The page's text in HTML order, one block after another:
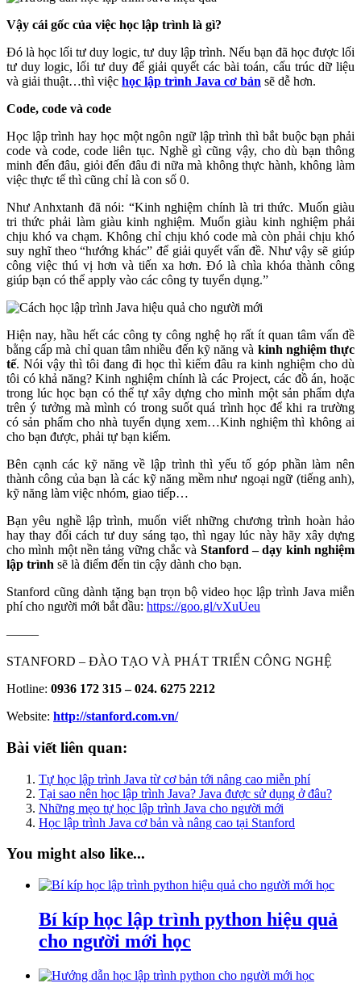
Vậy cái gốc của việc học lập trình là gì?
Đó là học lối tư duy logic, tư duy lập trình. Nếu bạn đã học được lối
tư duy logic, lối tư duy để giải quyết các bài toán, cấu trúc dữ liệu
và giải thuật…thì việc học lập trình Java cơ bản sẽ dễ hơn.
Code, code và code
Học lập trình hay học một ngôn ngữ lập trình thì bắt buộc bạn phải
code và code, code liên tục. Nghề gì cũng vậy, cho dù bạn thông
minh đến đâu, giỏi đến đâu đi nữa mà không thực hành, không làm
việc thực tế thì cũng chỉ là con số 0.
Như Anhxtanh đã nói: “Kinh nghiệm chính là tri thức. Muốn giàu
tri thức phải làm giàu kinh nghiệm. Muốn giàu kinh nghiệm phải
chịu khó va chạm. Không chỉ chịu khó code mà còn phải chịu khó
suy nghĩ theo “hướng khác” để giải quyết vấn đề. Như vậy sẽ giúp
công việc thú vị hơn và tiến xa hơn. Đó là chìa khóa thành công
giúp bạn có thể apply vào các công ty tuyển dụng.”
Hiện nay, hầu hết các công ty công nghệ họ rất ít quan tâm vấn đề
bằng cấp mà chỉ quan tâm nhiều đến kỹ năng và kinh nghiệm thực
tế. Nói vậy thì tôi đang đi học thì kiếm đâu ra kinh nghiệm cho dù
tôi có khả năng? Kinh nghiệm chính là các Project, các đồ án, hoặc
trong lúc học bạn có thể tự xây dựng cho mình một sản phẩm dựa
trên ý tưởng mà mình có trong suốt quá trình học để khi ra trường
có sản phẩm cho nhà tuyển dụng xem…Kinh nghiệm thì không ai
cho bạn được, phải tự bạn kiếm.
Bên cạnh các kỹ năng về lập trình thì yếu tố góp phần làm nên
thành công của bạn là các kỹ năng mềm như ngoại ngữ (tiếng anh),
kỹ năng làm việc nhóm, giao tiếp…
Bạn yêu nghề lập trình, muốn viết những chương trình hoàn hảo
hay thay đổi cách tư duy sáng tạo, thì ngay lúc này hãy xây dựng
cho mình một nền tảng vững chắc và Stanford – dạy kinh nghiệm
lập trình sẽ là điểm đến tin cậy dành cho bạn.
Stanford cũng dành tặng bạn trọn bộ video học lập trình Java miễn
phí cho người mới bắt đầu: https://goo.gl/vXuUeu
——–
STANFORD – ĐÀO TẠO VÀ PHÁT TRIỂN CÔNG NGHỆ
Hotline: 0936 172 315 – 024. 6275 2212
Website: http://stanford.com.vn/
Bài viết liên quan:
Tự học lập trình Java từ cơ bản tới nâng cao miễn phí
Tại sao nên học lập trình Java? Java được sử dụng ở đâu?
Những mẹo tự học lập trình Java cho người mới
Học lập trình Java cơ bản và nâng cao tại Stanford
You might also like...
Bí kíp học lập trình python hiệu quả
cho người mới học